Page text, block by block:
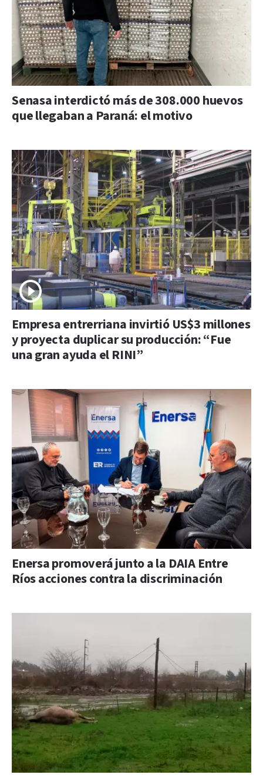
Senasa interdictó más de 308.000 huevos
que llegaban a Paraná: el motivo
Empresa entrerriana invirtió US$3 millones
y proyecta duplicar su producción: “Fue
una gran ayuda el RINI”
Enersa promoverá junto a la DAIA Entre
Ríos acciones contra la discriminación